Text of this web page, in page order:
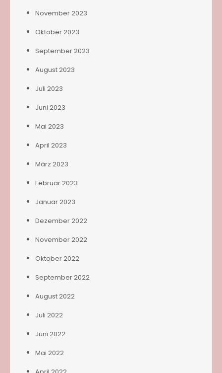
November 2023
Oktober 2023
September 2023
August 2023
Juli 2023
Juni 2023
Mai 2023
April 2023
März 2023
Februar 2023
Januar 2023
Dezember 2022
November 2022
Oktober 2022
September 2022
August 2022
Juli 2022
Juni 2022
Mai 2022